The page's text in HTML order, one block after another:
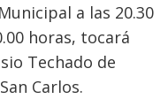
a las 20.30
horas, tocará
Techado de
Carlos.